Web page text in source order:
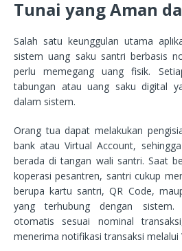
Tunai yang Aman
Salah satu keunggulan utama
sistem uang saku santri berbasis
perlu memegang uang fisik.
tabungan atau uang saku digital
dalam sistem.
Orang tua dapat melakukan
bank atau Virtual Account,
berada di tangan wali santri. Saat
koperasi pesantren, santri cukup
berupa kartu santri, QR Code,
yang terhubung dengan
otomatis sesuai nominal
menerima notifikasi transaksi melalui